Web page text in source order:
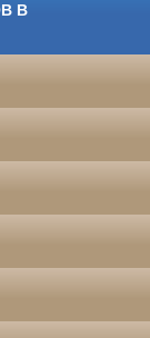
В